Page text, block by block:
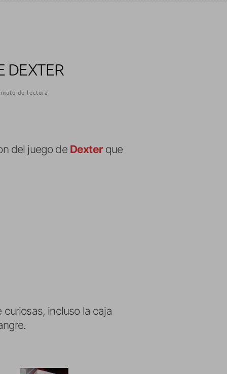
DEXTER
de lectura
del juego de Dexterque
incluso la caja